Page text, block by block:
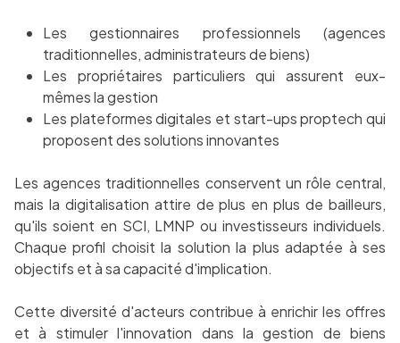
Les gestionnaires professionnels (agences
traditionnelles, administrateurs de biens)
Les propriétaires particuliers qui assurent eux-
mêmes la gestion
Les plateformes digitales et start-ups proptech qui
proposent des solutions innovantes
Les agences traditionnelles conservent un rôle central,
mais la digitalisation attire de plus en plus de bailleurs,
qu'ils soient en SCI, LMNP ou investisseurs individuels.
Chaque profil choisit la solution la plus adaptée à ses
objectifs et à sa capacité d'implication.
Cette diversité d'acteurs contribue à enrichir les offres
et à stimuler l'innovation dans la gestion de biens